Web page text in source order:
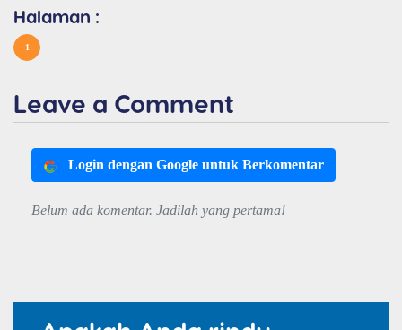
Halaman :
1
Leave a Comment
Login dengan Google untuk Berkomentar
Belum ada komentar. Jadilah yang pertama!